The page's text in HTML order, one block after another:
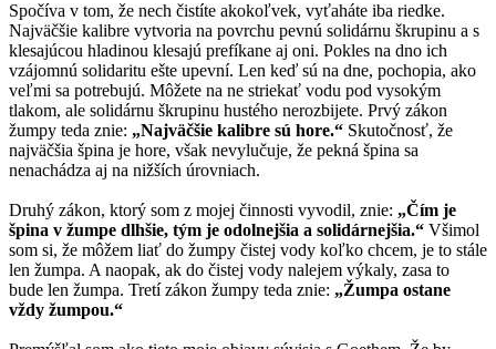
Spočíva v tom, že nech čistíte akokoľvek, vyťaháte iba riedke.
Najväčšie kalibre vytvoria na povrchu pevnú solidárnu škrupinu a s
klesajúcou hladinou klesajú prefíkane aj oni. Pokles na dno ich
vzájomnú solidaritu ešte upevní. Len keď sú na dne, pochopia, ako
veľmi sa potrebujú. Môžete na ne striekať vodu pod vysokým
tlakom, ale solidárnu škrupinu hustého nerozbijete. Prvý zákon
žumpy teda znie: „Najväčšie kalibre sú hore.“ Skutočnosť, že
najväčšia špina je hore, však nevylučuje, že pekná špina sa
nenachádza aj na nižších úrovniach.
Druhý zákon, ktorý som z mojej činnosti vyvodil, znie: „Čím je
špina v žumpe dlhšie, tým je odolnejšia a solidárnejšia.“ Všimol
som si, že môžem liať do žumpy čistej vody koľko chcem, je to stále
len žumpa. A naopak, ak do čistej vody nalejem výkaly, zasa to
bude len žumpa. Tretí zákon žumpy teda znie: „Žumpa ostane
vždy žumpou.“